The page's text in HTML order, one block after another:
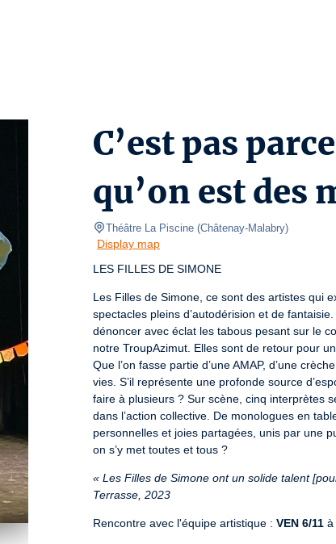
C’est pas
qu’on est des
Théâtre La Piscine (Châtenay-Malabry)
Display map
LES FILLES DE SIMONE
Les Filles de Simone, ce sont des artistes qui
spectacles pleins d’autodérision et de
dénoncer avec éclat les tabous pesant sur le
notre TroupAzimut. Elles sont de retour pour
Que l’on fasse partie d’une AMAP, d’une
vies. S’il représente une profonde source
faire à plusieurs ? Sur scène, cinq interprètes
dans l’action collective. De monologues en
personnelles et joies partagées, unis par une
on s’y met toutes et tous ?
« Les Filles de Simone ont un solide talent
Terrasse, 2023
Rencontre avec l'équipe artistique : VEN 6/11 à